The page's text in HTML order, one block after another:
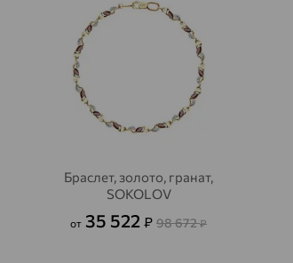
Браслет, золото, гранат,
SOKOLOV
от 35 522 ₽ 98 672₽